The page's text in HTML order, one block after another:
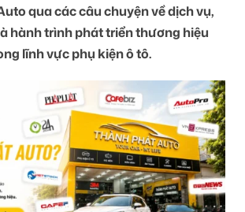
qua các câu chuyện về dịch vụ,
hành trình phát triển thương hiệu
lĩnh vực phụ kiện ô tô.